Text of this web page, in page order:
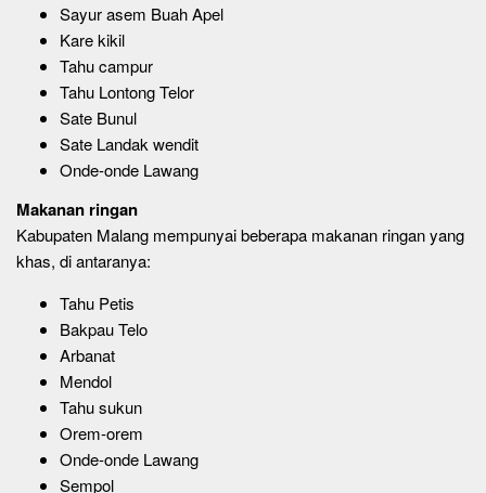
Sayur asem Buah Apel
Kare kikil
Tahu campur
Tahu Lontong Telor
Sate Bunul
Sate Landak wendit
Onde-onde Lawang
Makanan ringan
Kabupaten Malang mempunyai beberapa makanan ringan yang
khas, di antaranya:
Tahu Petis
Bakpau Telo
Arbanat
Mendol
Tahu sukun
Orem-orem
Onde-onde Lawang
Sempol